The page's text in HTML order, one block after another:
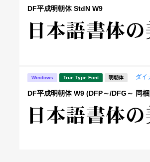
DF平成明朝体 StdN W9
Windows True Type Font 明朝体 ダイ
DF平成明朝体 W9 (DFP～/DFG～ 同